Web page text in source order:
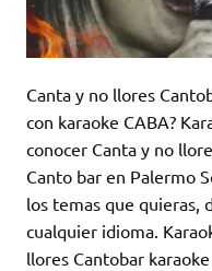
Canta y no llores
con karaoke CABA?
conocer Canta y no
Canto bar en Palermo
los temas que quieras,
cualquier idioma.
llores Cantobar